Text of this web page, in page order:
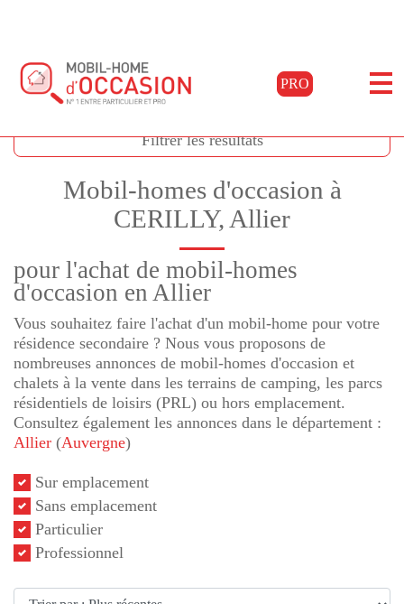
PRO
Accueil Acheter Auvergne Cerilly
Filtrer les résultats
Mobil-homes d'occasion à
CERILLY, Allier
pour l'achat de mobil-homes
d'occasion en Allier
Vous souhaitez faire l'achat d'un mobil-home pour votre
résidence secondaire ? Nous vous proposons de
nombreuses annonces de mobil-homes d'occasion et
chalets à la vente dans les terrains de camping, les parcs
résidentiels de loisirs (PRL) ou hors emplacement.
Consultez également les annonces dans le département :
Allier (Auvergne)
Sur emplacement
Sans emplacement
Particulier
Professionnel